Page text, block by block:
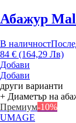
Абажур
В наличност
84 € (164,29 Лв)
Добави
Добави
други варианти
+ Диаметър на
Премиум-10%
UMAGE